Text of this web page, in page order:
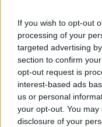
If you wish to opt-out
processing of your
targeted advertising
section to confirm
opt-out request is
interest-based ads
us or personal
your opt-out. You
disclosure of your